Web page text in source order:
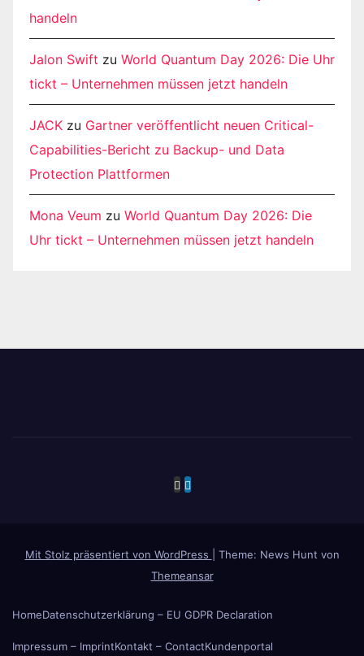
handeln
Jalon Swift zu World Quantum Day 2026: Die Uhr
tickt – Unternehmen müssen jetzt handeln
JACK zu Gartner veröffentlicht neuen Critical-
Capabilities-Bericht zu Backup- und Data
Protection Plattformen
Mona Veum zu World Quantum Day 2026: Die
Uhr tickt – Unternehmen müssen jetzt handeln
Mit Stolz präsentiert von WordPress
Theme: News Hunt von
Themeansar
HomeDatenschutzerklärung – EU GDPR Declaration
Impressum – ImprintKontakt – ContactKundenportal